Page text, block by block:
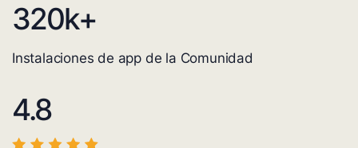
320k+
Instalaciones de app de la Comunidad
4.8